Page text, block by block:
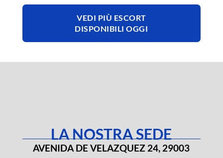
VEDI PIÙ ESCORT
DISPONIBILI OGGI
LA NOSTRA SEDE
AVENIDA DE VELAZQUEZ 24, 29003